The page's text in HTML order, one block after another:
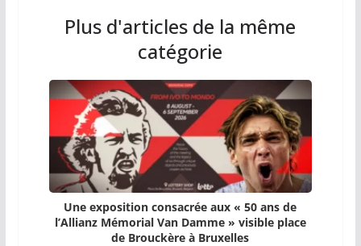
Plus d'articles de la même
catégorie
Une exposition consacrée aux « 50 ans de
l’Allianz Mémorial Van Damme » visible place
de Brouckère à Bruxelles